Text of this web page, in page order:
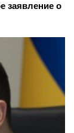
заявление о